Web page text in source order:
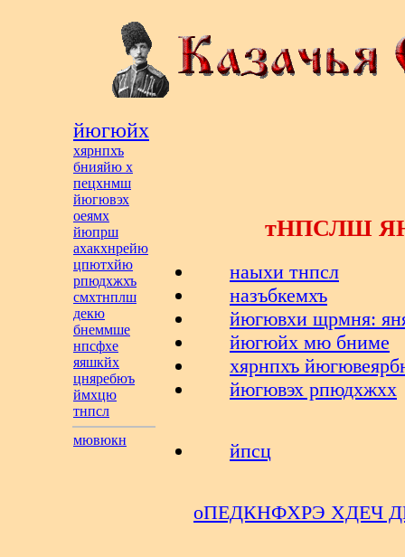
йюгюйх
хярнпхъ
бнияйю х
пецхнмш
йюгювэх
оеямх
йюпрш
ахакхнрейю
цпютхйю
рпюдхжхъ
смхтнплш
декю
бнеммше
нпсфхе
яяшкйх
цняребюъ
ймхцю
тнпсл
мювюкн
тНПСЛШ
наыхи тнпсл
назъбкемхъ
йюгювхи щрмня:
йюгюйх мю бниме
хярнпхъ
йюгювэх рпюдхжхх
йпсц
оПЕДКНФХРЭ ХДЕЧ